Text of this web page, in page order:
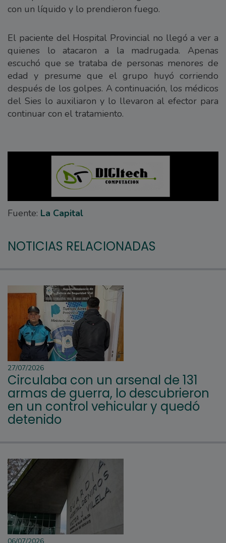
con un líquido y lo prendieron fuego.
El paciente del Hospital Provincial no llegó a ver a
quienes lo atacaron a la madrugada. Apenas
escuchó que se trataba de personas menores de
edad y presume que el grupo huyó corriendo
después de los golpes. A continuación, los médicos
del Sies lo auxiliaron y lo llevaron al efector para
continuar con el tratamiento.
Fuente: La Capital
NOTICIAS RELACIONADAS
27/07/2026
Circulaba con un arsenal de 131
armas de guerra, lo descubrieron
en un control vehicular y quedó
detenido